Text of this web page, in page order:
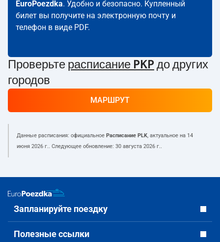
EuroPoezdka. Удобно и безопасно. Купленный
билет вы получите на электронную почту и
телефон в виде PDF.
Проверьте расписание PKP до других
городов
МАРШРУТ
Данные расписания: официальное Расписание PLK, актуальное на 14
июня 2026 г.. Следующее обновление: 30 августа 2026 г..
Запланируйте поездку
Полезные ссылки